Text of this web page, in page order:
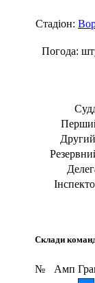
Стадіон:
Погода:
Склади
№ Амп